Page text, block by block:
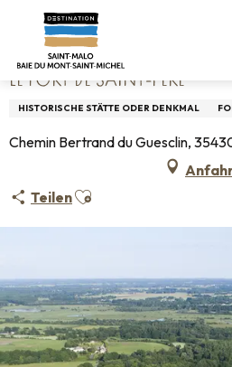
contenu
principal
Startseite
LE FORT DE SAINT-PÈRE
HISTORISCHE STÄTTE ODER DENKMAL
Chemin Bertrand du Guesclin,
TeilenAjouter aux favoris